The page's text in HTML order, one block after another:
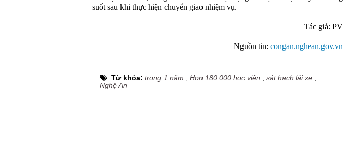
suốt sau khi thực hiện chuyển giao nhiệm vụ.
Tác giả: PV
Nguồn tin: congan.nghean.gov.vn
Từ khóa: trong 1 năm Hơn 180.000 học viên sát hạch lái xe
Nghệ An